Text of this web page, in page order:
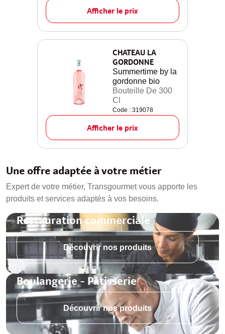
Afficher le prix
CHATEAU LA
GORDONNE
Summertime by la
gordonne bio
Bouteille De 300
Cl
Code : 319078
Afficher le prix
Une offre adaptée à votre métier
Expert de votre métier, Transgourmet vous apporte les
produits et services adaptés à vos besoins.
Restauration commerciale
Découvrir nos produits
Boulangerie - Pâtisserie
Découvrir nos produits